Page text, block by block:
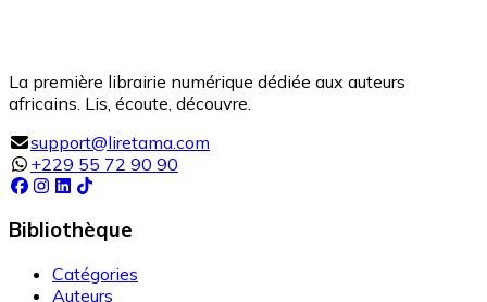
La première librairie numérique dédiée aux auteurs
africains. Lis, écoute, découvre.
support@liretama.com
+229 55 72 90 90
Bibliothèque
Catégories
Auteurs